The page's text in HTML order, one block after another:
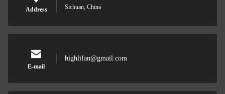
Address
Sichuan, China
E-mail
highlifan@gmail.com